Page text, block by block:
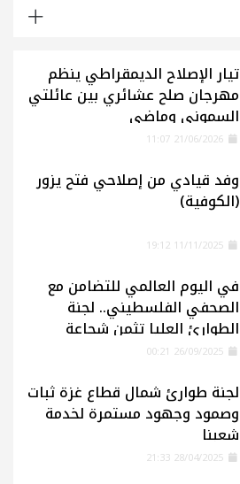
تيار الإصلاح الديمقراطي ينظم
مهرجان صلح عشائري بين عائلتي
السموني وماضي
وفد قيادي من إصلاحي فتح يزور
(الكوفية)
في اليوم العالمي للتضامن مع
الصحفي الفلسطيني.. لجنة
الطوارئ العليا تثمن شجاعة
الإعلاميين في غزة
لجنة طوارئ شمال قطاع غزة ثبات
وصمود وجهود مستمرة لخدمة
شعبنا